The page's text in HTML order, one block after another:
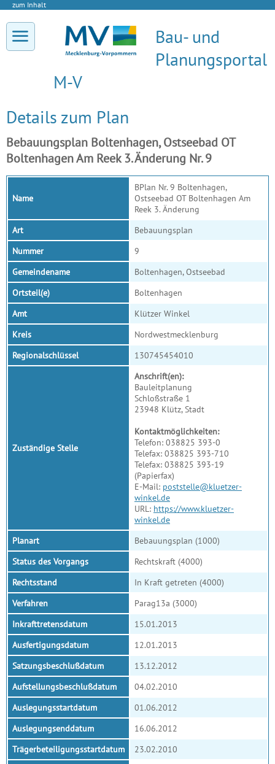
zum Inhalt
Bau- und
Planungsportal
M-V
Details zum Plan
Bebauungsplan Boltenhagen, Ostseebad OT
Boltenhagen Am Reek 3. Änderung Nr. 9
Name
BPlan Nr. 9 Boltenhagen,
Ostseebad OT Boltenhagen Am
Reek 3. Änderung
Art
Bebauungsplan
Nummer
9
Gemeindename
Boltenhagen, Ostseebad
Ortsteil(e)
Boltenhagen
Amt
Klützer Winkel
Kreis
Nordwestmecklenburg
Regionalschlüssel
130745454010
Zuständige Stelle
Anschrift(en):
Bauleitplanung
Schloßstraße 1
23948 Klütz, Stadt
Kontaktmöglichkeiten:
Telefon: 038825 393-0
Telefax: 038825 393-710
Telefax: 038825 393-19
(Papierfax)
E-Mail: poststelle@kluetzer-
winkel.de
URL: https://www.kluetzer-
winkel.de
Planart
Bebauungsplan (1000)
Status des Vorgangs
Rechtskraft (4000)
Rechtsstand
In Kraft getreten (4000)
Verfahren
Parag13a (3000)
Inkrafttretensdatum
15.01.2013
Ausfertigungsdatum
12.01.2013
Satzungsbeschlußdatum
13.12.2012
Aufstellungsbeschlußdatum
04.02.2010
Auslegungsstartdatum
01.06.2012
Auslegungsenddatum
16.06.2012
Trägerbeteiligungsstartdatum
23.02.2010